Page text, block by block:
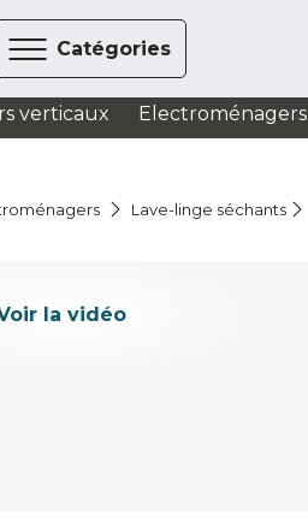
Catégories
verticaux Electroménagers
Lave-linge séchants
la vidéo